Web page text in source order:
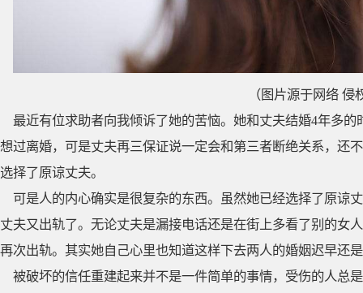
（图片源于网络 侵
最近有位求助者向我倾诉了她的苦恼。她和丈夫结婚4年多
想过离婚，可是丈夫再三保证说一定会和第三者断绝关系，还
选择了原谅丈夫。
可是人的内心确实是很复杂的东西。虽然她已经选择了原谅
丈夫又出轨了。无论丈夫是漏接电话还是在街上多看了别的女
再次出轨。其实她自己心里也知道这样下去两人的婚姻迟早还
被破坏的信任重建起来并不是一件简单的事情，受伤的人总